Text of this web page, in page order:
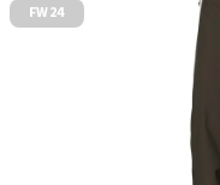
hviezdičiek.
FW24